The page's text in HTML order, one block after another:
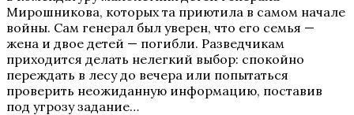
Мирошникова, которых та приютила в самом начале
войны. Сам генерал был уверен, что его семья —
жена и двое детей — погибли. Разведчикам
приходится делать нелегкий выбор: спокойно
переждать в лесу до вечера или попытаться
проверить неожиданную информацию, поставив
под угрозу задание…